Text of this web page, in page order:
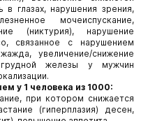
в глазах, нарушения зрения,
мочеиспускание,
(никтурия), нарушение
связанное с нарушением
увеличение/снижение
железы у мужчин
у 1 человека из 1000:
при котором снижается
(гиперплазия) десен,